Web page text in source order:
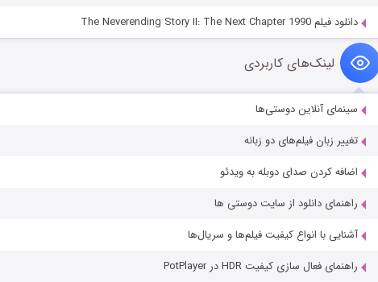
دانلود فیلم The Neverending Story II: The Next Chapter 1990
لینک‌های کاربردی
سینمای آنلاین دوستی‌ها
تغییر زبان فیلم‌های دو زبانه
اضافه کردن صدای دوبله به ویدئو
راهنمای دانلود از سایت دوستی ها
آشنایی با انواع کیفیت فیلم‌ها و سریال‌ها
راهنمای فعال سازی کیفیت HDR در PotPlayer